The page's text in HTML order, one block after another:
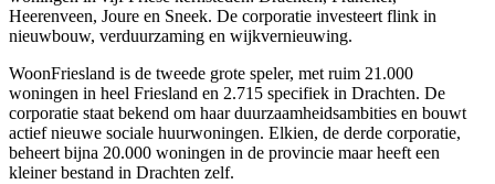
Heerenveen, Joure en Sneek. De corporatie investeert flink in
nieuwbouw, verduurzaming en wijkvernieuwing.
WoonFriesland is de tweede grote speler, met ruim 21.000
woningen in heel Friesland en 2.715 specifiek in Drachten. De
corporatie staat bekend om haar duurzaamheidsambities en bouwt
actief nieuwe sociale huurwoningen. Elkien, de derde corporatie,
beheert bijna 20.000 woningen in de provincie maar heeft een
kleiner bestand in Drachten zelf.